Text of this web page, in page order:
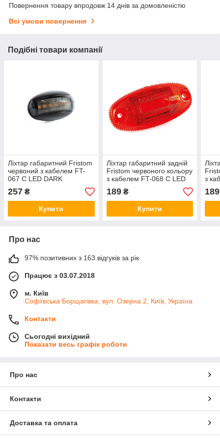
Повернення товару впродовж 14 днів за домовленістю
Всі умови повернення
Подібні товари компанії
Ліхтар габаритний Fristom
червоний з кабелем FT-
067 C LED DARK
257 ₴
Купити
Ліхтар габаритний задній
Fristom червоного кольору
з кабелем FT-068 C LED
189₴
Купити
з
189
Про нас
97% позитивних з 163 відгуків за рік
Працює з 03.07.2018
м. Київ
Софіївська Борщагівка, вул. Озерна 2, Київ, Україна
Контакти
Сьогодні вихідний
Показати весь графік роботи
Про нас
Контакти
Доставка та оплата